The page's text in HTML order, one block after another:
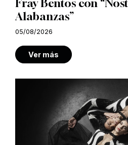
Fray Bentos con
Alabanzas”
05/08/2026
Ver más